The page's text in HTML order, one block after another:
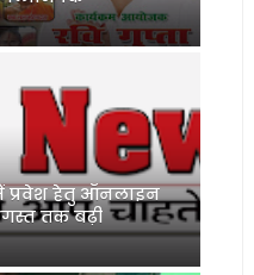
प्रवेश हेतु ऑनलाइन
तक बढ़ी